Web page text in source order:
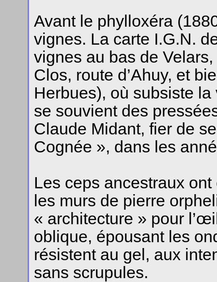
Avant le phylloxéra
vignes. La carte I.G.N.
vignes au bas de
Clos, route d’Ahuy, et
Herbues), où subsiste
se souvient des
Claude Midant, fier de
Cognée », dans les
Les ceps ancestraux
les murs de pierre
« architecture » pour
oblique, épousant les
résistent au gel, aux
sans scrupules.